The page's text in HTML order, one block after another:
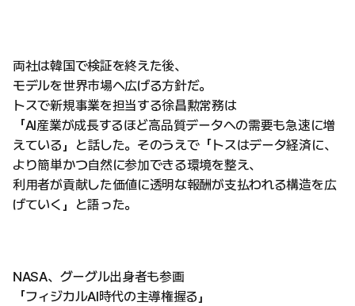
両社は韓国で検証を終えた後、
モデルを世界市場へ広げる方針だ。
トスで新規事業を担当する徐昌勲常務は
「AI産業が成長するほど高品質データへの需要も急速に増
えている」と話した。そのうえで「トスはデータ経済に、
より簡単かつ自然に参加できる環境を整え、
利用者が貢献した価値に透明な報酬が支払われる構造を広
げていく」と語った。
NASA、グーグル出身者も参画
「フィジカルAI時代の主導権握る」